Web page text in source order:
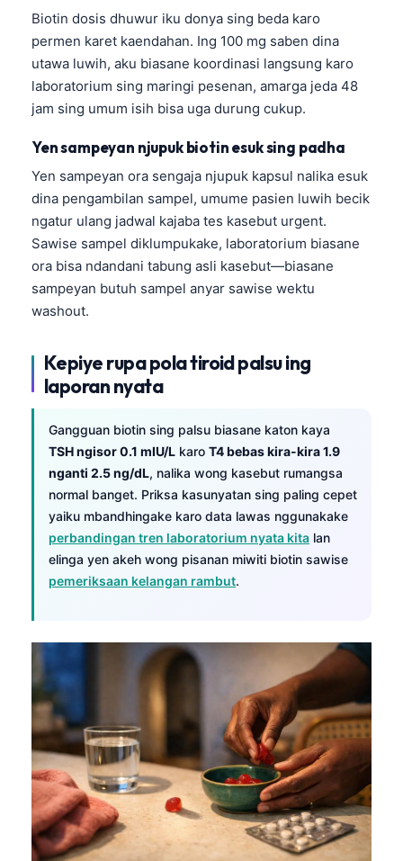
Biotin dosis dhuwur iku donya sing beda karo
permen karet kaendahan. Ing 100 mg saben dina
utawa luwih, aku biasane koordinasi langsung karo
laboratorium sing maringi pesenan, amarga jeda 48
jam sing umum isih bisa uga durung cukup.
Yen sampeyan njupuk biotin esuk sing padha
Yen sampeyan ora sengaja njupuk kapsul nalika esuk
dina pengambilan sampel, umume pasien luwih becik
ngatur ulang jadwal kajaba tes kasebut urgent.
Sawise sampel diklumpukake, laboratorium biasane
ora bisa ndandani tabung asli kasebut—biasane
sampeyan butuh sampel anyar sawise wektu
washout.
Kepiye rupa pola tiroid palsu ing
laporan nyata
Gangguan biotin sing palsu biasane katon kaya
TSH ngisor 0.1 mIU/L karo T4 bebas kira-kira 1.9
nganti 2.5 ng/dL, nalika wong kasebut rumangsa
normal banget. Priksa kasunyatan sing paling cepet
yaiku mbandhingake karo data lawas nggunakake
perbandingan tren laboratorium nyata kita lan
elinga yen akeh wong pisanan miwiti biotin sawise
pemeriksaan kelangan rambut.